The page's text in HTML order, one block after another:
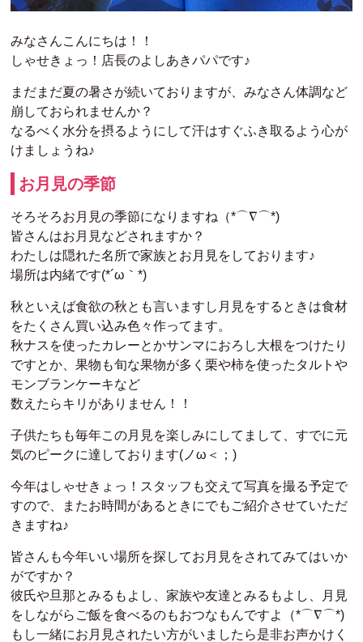
みなさんこんにちは！！
しゃせきょっ！店長のよしあきパパです♪
まだまだ夏の暑さが続いておりますが、みなさん体調など
崩しておられませんか？
なるべく水分を摂るようにして汗はすぐふき取るよう心が
けましょうね♪
お月見の季節
そろそろお月見の季節になりますね（*⌒∇⌒*)
皆さんはお月見などされますか？
わたしは隠れた名所で家族とお月見をしております♪
場所は内緒です(*´ω｀*)
秋といえば食欲の秋とも言いますし月見をするときは食材
をたくさん買い込み色々作ってます。
秋ナスを使ったカレーとかサンマにおろし大根をつけたり
ですとか、果物も旬な果物が多く栗や柿を使ったタルトや
モンブランケーキなど
数えたらキリがありません！！
子供たちも毎年この月見を楽しみにしてまして、すでに元
気のピークに達しております(ノω＜；)
今年はしゃせきょっ！スタッフも交えて写真を撮る予定で
すので、またお時間があるときにでもご紹介させていただ
きますね♪
皆さんも今年いい場所を探してお月見をされてみてはいか
がですか？
彼氏や旦那とみるもよし、家族や友達とみるもよし、月見
をしながらご飯を食べるのもおつなもんですよ（*⌒∇⌒*)
もし一緒にお月見されたい方がいましたら是非お声かけく